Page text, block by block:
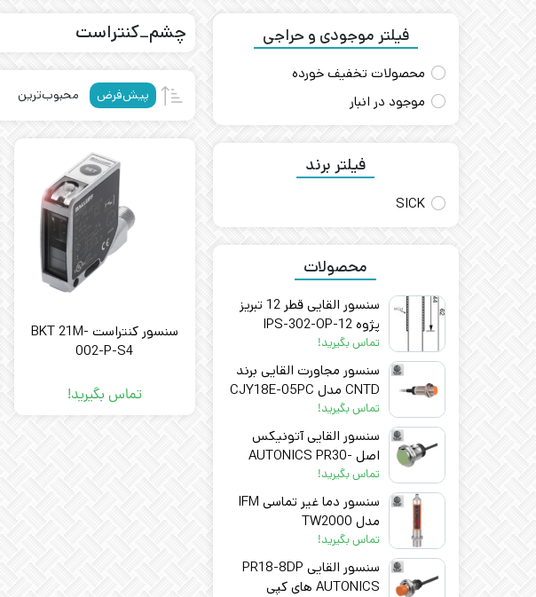
چشم_کنتراست
پیش‌فرض محبوب‌ترین
سنسور کنتراست BKT 21M-
002-P-S4
تماس بگیرید!
فیلتر موجودی و حراجی
محصولات تخفیف خورده
موجود در انبار
فیلتر برند
SICK
محصولات
سنسور القایی قطر 12 تبریز
پژوه IPS-302-OP-12
تماس بگیرید!
سنسور مجاورت القایی برند
CNTD مدل CJY18E-05PC
تماس بگیرید!
سنسور القایی آتونیکس
اصل AUTONICS PR30-
10DN
تماس بگیرید!
سنسور دما غیر تماسی IFM
مدل TW2000
تماس بگیرید!
سنسور القایی PR18-8DP
AUTONICS های کپی